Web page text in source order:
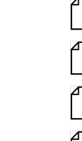
Welche
Diese
in das Modell
Bisher gibt